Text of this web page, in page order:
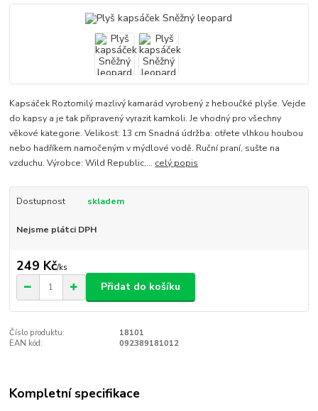
Kapsáček Roztomilý mazlivý kamarád vyrobený z heboučké plyše. Vejde
do kapsy a je tak připravený vyrazit kamkoli. Je vhodný pro všechny
věkové kategorie. Velikost: 13 cm Snadná údržba: otřete vlhkou houbou
nebo hadříkem namočeným v mýdlové vodě. Ruční praní, sušte na
vzduchu. Výrobce: Wild Republic,... celý popis
Dostupnost skladem
Nejsme plátci DPH
249 Kč/ks
Přidat do košíku
Číslo produktu:
18101
EAN kód:
092389181012
Kompletní specifikace